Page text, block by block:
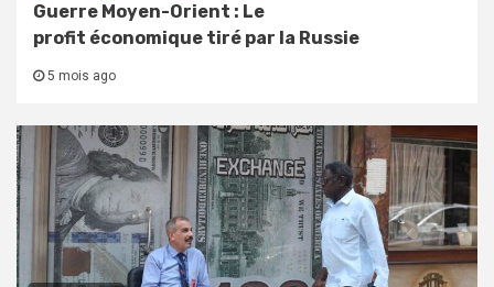
Guerre Moyen-Orient : Le
profit économique tiré par la Russie
5 mois ago